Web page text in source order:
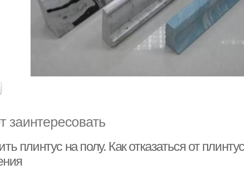
заинтересовать
плинтус на полу. Как отказаться от